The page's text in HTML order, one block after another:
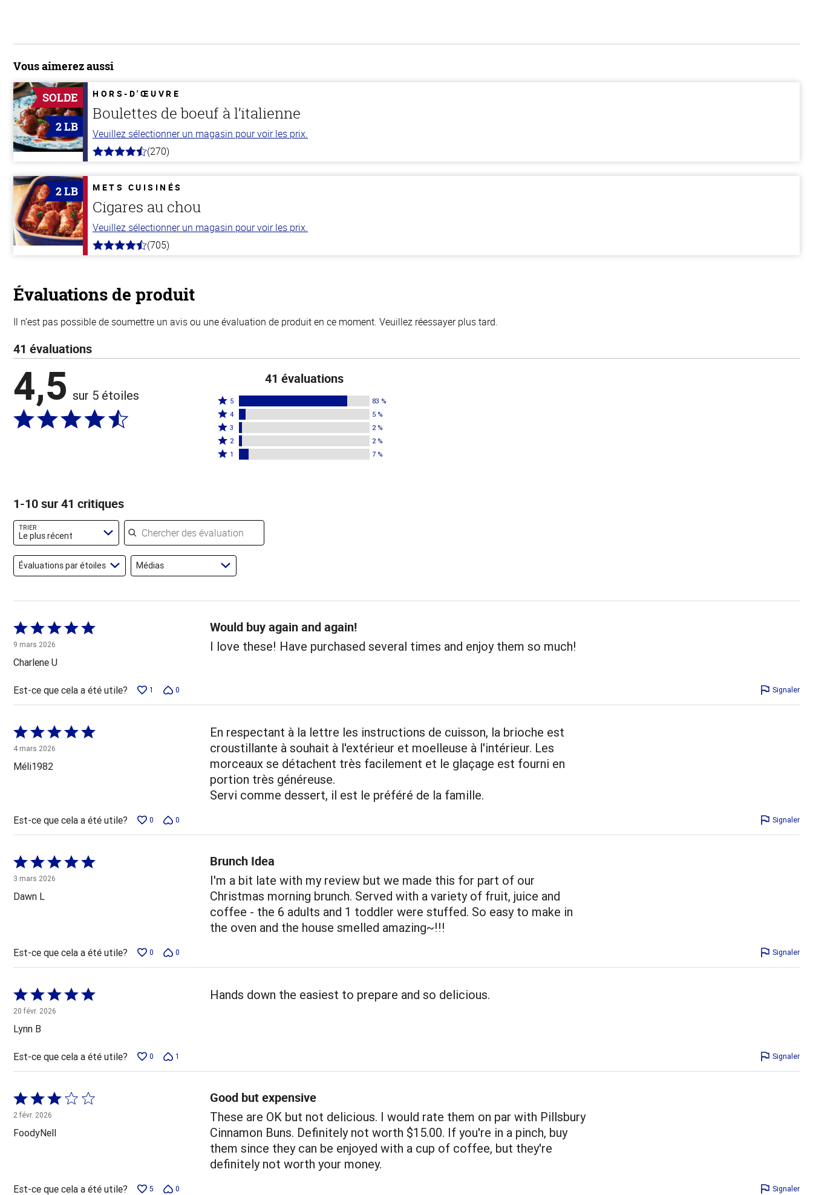
Vous aimerez aussi
SOLDE
2 LB
HORS-D'ŒUVRE
Boulettes de boeuf à l’italienne
Veuillez sélectionner un magasin pour voir les prix.
4.5
5
stars
(270)
2 LB METS CUISINÉS
Cigares au chou
Veuillez sélectionner un magasin pour voir les prix.
4.6
(705)
Évaluations de produit
Il n’est pas possible de soumettre un avis ou une évaluation de produit en ce moment. Veuillez réessayer plus tard.
41 évaluations
4,5 sur 5 étoiles
41 évaluations
Coté
5
étoiles
par
83 %
5 83 %
Coté
4
étoiles
par
4 5 %
Coté
3
étoiles
3 2 %
Coté
2
évaluateurs
2 2 %
Coté1 7 %
1-10 sur 41 critiques
TRIER
Le plus récent
Chercher des évaluations
Évaluations par étoiles Médias
Coté
5 sur
5
9 mars 2026
Charlene U
Would buy again and again!
I love these! Have purchased several times and enjoy them so much!
Est-ce que cela a été utile? 1 0 Signaler
Coté
5 sur
5
4 mars 2026
Méli1982
En respectant à la lettre les instructions de cuisson, la brioche est
croustillante à souhait à l'extérieur et moelleuse à l'intérieur. Les
morceaux se détachent très facilement et le glaçage est fourni en
portion très généreuse.
Servi comme dessert, il est le préféré de la famille.
Est-ce que cela a été utile? 0 0 Signaler
Coté
5 sur
5
3 mars 2026
Dawn L
Brunch Idea
I'm a bit late with my review but we made this for part of our
Christmas morning brunch. Served with a variety of fruit, juice and
coffee - the 6 adults and 1 toddler were stuffed. So easy to make in
the oven and the house smelled amazing~!!!
Est-ce que cela a été utile? 0 0 Signaler
Coté
5 sur
5
20 févr. 2026
Lynn B
Hands down the easiest to prepare and so delicious.
Est-ce que cela a été utile? 0 1 Signaler
Coté
3 sur
5
2 févr. 2026
FoodyNell
Good but expensive
These are OK but not delicious. I would rate them on par with Pillsbury
Cinnamon Buns. Definitely not worth $15.00. If you're in a pinch, buy
them since they can be enjoyed with a cup of coffee, but they're
definitely not worth your money.
Est-ce que cela a été utile? 5 0 Signaler